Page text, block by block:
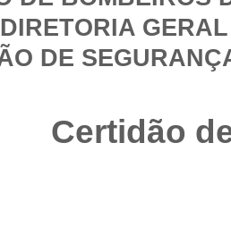
DIRETORIA
DE
Certidão